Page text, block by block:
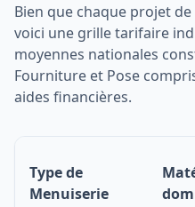
Bien que chaque projet
voici une grille tarifaire
moyennes nationales
Fourniture et Pose
aides financières.
Type de
Menuiserie